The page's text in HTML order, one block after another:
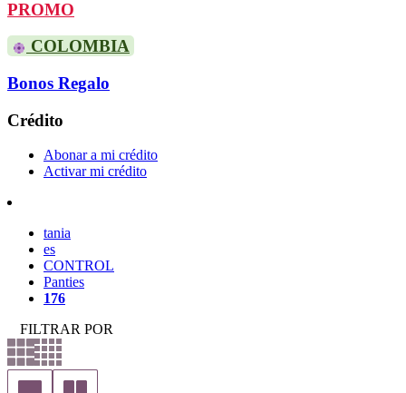
PROMO
COLOMBIA
Bonos Regalo
Crédito
Abonar a mi crédito
Activar mi crédito
tania
es
CONTROL
Panties
176
FILTRAR POR